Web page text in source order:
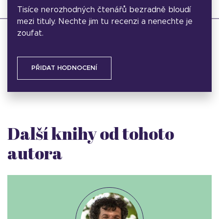
Tisíce nerozhodných čtenářů bezradně bloudí
mezi tituly. Nechte jim tu recenzi a nenechte je
zoufat.
PŘIDAT HODNOCENÍ
Další knihy od tohoto
autora